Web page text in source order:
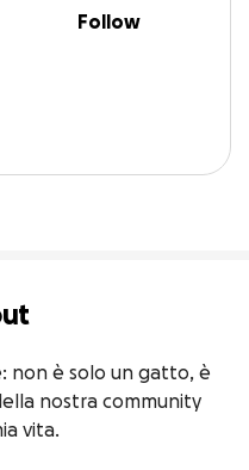
Follow
non è solo un gatto, è
nostra community
vita.